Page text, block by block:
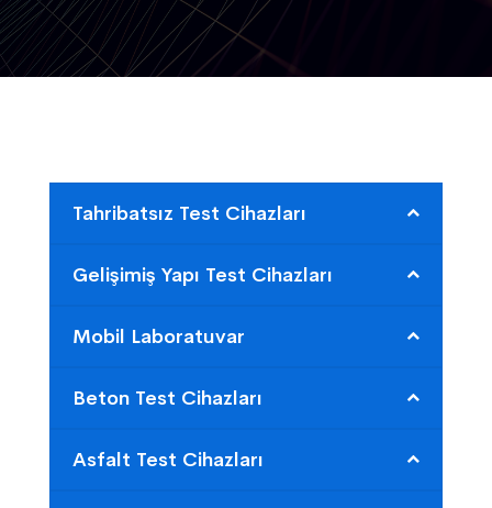
Tahribatsız Test Cihazları
Gelişimiş Yapı Test Cihazları
Mobil Laboratuvar
Beton Test Cihazları
Asfalt Test Cihazları